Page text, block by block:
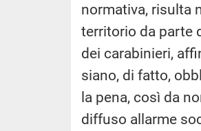
normativa, risulta
territorio da parte
dei carabinieri,
siano, di fatto,
la pena, così da
diffuso allarme